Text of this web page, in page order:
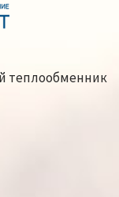
теплообменник